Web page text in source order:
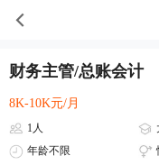
财务主管/总账会计
8K-10K元/月
1人
年龄不限